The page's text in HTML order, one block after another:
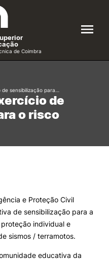
de Coimbra
General
de
o risco
sensibilização para…
e Proteção Civil
de sensibilização para a
individual e
sismos / terramotos.
educativa da